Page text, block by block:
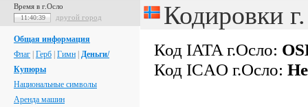
Время в г.Осло
11:40:40 другой город
Общая информация
Флаг Герб Гимн Деньги/
Купюры
Национальные символы
Аренда машин
Кодировки
Код IATA г.Осло:
Код ICAO г.Осло: